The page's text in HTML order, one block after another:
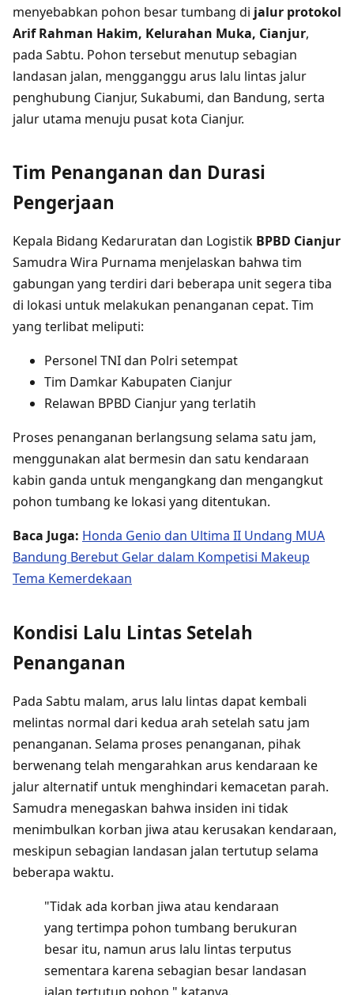
menyebabkan pohon besar tumbang di jalur protokol
Arif Rahman Hakim, Kelurahan Muka, Cianjur,
pada Sabtu. Pohon tersebut menutup sebagian
landasan jalan, mengganggu arus lalu lintas jalur
penghubung Cianjur, Sukabumi, dan Bandung, serta
jalur utama menuju pusat kota Cianjur.
Tim Penanganan dan Durasi
Pengerjaan
Kepala Bidang Kedaruratan dan Logistik BPBD Cianjur
Samudra Wira Purnama menjelaskan bahwa tim
gabungan yang terdiri dari beberapa unit segera tiba
di lokasi untuk melakukan penanganan cepat. Tim
yang terlibat meliputi:
Personel TNI dan Polri setempat
Tim Damkar Kabupaten Cianjur
Relawan BPBD Cianjur yang terlatih
Proses penanganan berlangsung selama satu jam,
menggunakan alat bermesin dan satu kendaraan
kabin ganda untuk mengangkang dan mengangkut
pohon tumbang ke lokasi yang ditentukan.
Baca Juga: Honda Genio dan Ultima II Undang MUA
Bandung Berebut Gelar dalam Kompetisi Makeup
Tema Kemerdekaan
Kondisi Lalu Lintas Setelah
Penanganan
Pada Sabtu malam, arus lalu lintas dapat kembali
melintas normal dari kedua arah setelah satu jam
penanganan. Selama proses penanganan, pihak
berwenang telah mengarahkan arus kendaraan ke
jalur alternatif untuk menghindari kemacetan parah.
Samudra menegaskan bahwa insiden ini tidak
menimbulkan korban jiwa atau kerusakan kendaraan,
meskipun sebagian landasan jalan tertutup selama
beberapa waktu.
"Tidak ada korban jiwa atau kendaraan
yang tertimpa pohon tumbang berukuran
besar itu, namun arus lalu lintas terputus
sementara karena sebagian besar landasan